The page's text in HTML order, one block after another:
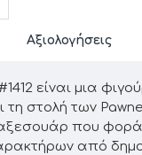
Αξιολογήσεις
είναι μια
στολή των
που
από